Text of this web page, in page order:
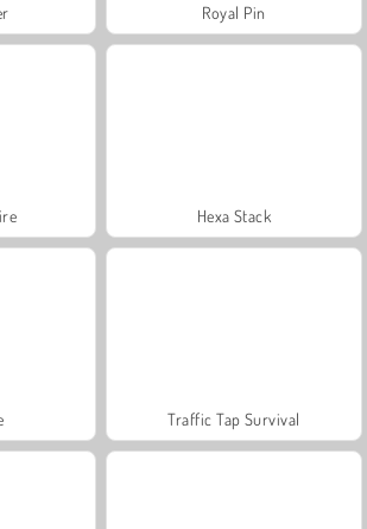
Royal Pin
Hexa Stack
Traffic Tap Survival